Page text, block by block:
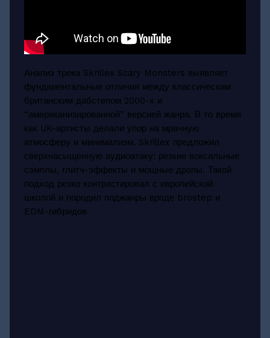
Анализ трека Skrillex Scary Monsters выявляет
фундаментальные отличия между классическим
британским дабстепом 2000-х и
“американизированной” версией жанра. В то время
как UK-артисты делали упор на мрачную
атмосферу и минимализм, Skrillex предложил
сверхнасыщенную аудиоатаку: резкие воксальные
сэмплы, глитч-эффекты и мощные дропы. Такой
подход резко контрастировал с европейской
школой и породил поджанры вроде brostep и
EDM-гибридов.